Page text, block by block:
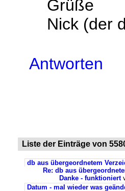
Grüße
Nick (der
Antworten
Liste der Einträge von
db aus übergeordnetem
Re: db aus
Danke - funktioniert
Datum - mal wieder was